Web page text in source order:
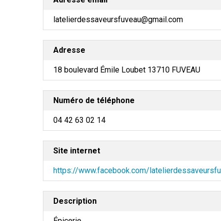
latelierdessaveursfuveau@gmail.com
Adresse
18 boulevard Émile Loubet 13710 FUVEAU
Numéro de téléphone
04 42 63 02 14
Site internet
https://www.facebook.com/
Description